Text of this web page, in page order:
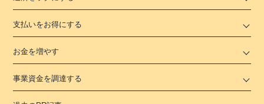
支払いをお得にする
お金を増やす
事業資金を調達する